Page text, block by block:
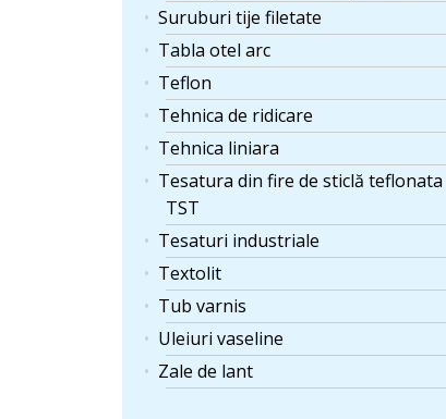
Suruburi tije filetate
Tabla otel arc
Teflon
Tehnica de ridicare
Tehnica liniara
Tesatura din fire de sticlă teflonata
TST
Tesaturi industriale
Textolit
Tub varnis
Uleiuri vaseline
Zale de lant